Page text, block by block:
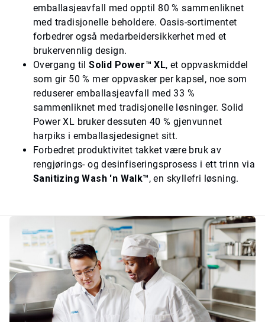
emballasjeavfall med opptil 80 % sammenliknet
med tradisjonelle beholdere. Oasis-sortimentet
forbedrer også medarbeidersikkerhet med et
brukervennlig design.
Overgang tilSolid Power™ XL, et oppvaskmiddel
som gir 50 % mer oppvasker per kapsel, noe som
reduserer emballasjeavfall med 33 %
sammenliknet med tradisjonelle løsninger. Solid
Power XL bruker dessuten 40 % gjenvunnet
harpiks i emballasjedesignet sitt.
Forbedret produktivitet takket være bruk av
rengjørings- og desinfiseringsprosess i ett trinn via
Sanitizing Wash 'n Walk™, en skyllefri løsning.